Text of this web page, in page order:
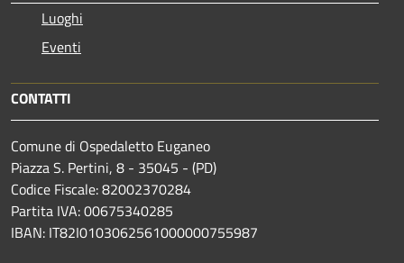
Luoghi
Eventi
CONTATTI
Comune di Ospedaletto Euganeo
Piazza S. Pertini, 8 - 35045 - (PD)
Codice Fiscale: 82002370284
Partita IVA: 00675340285
IBAN: IT82I0103062561000000755987